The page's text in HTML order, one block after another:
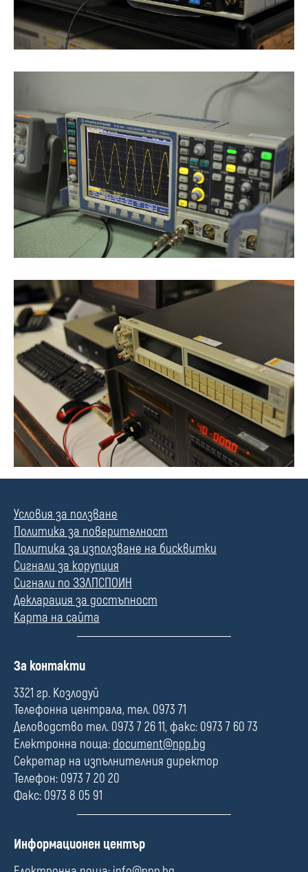
Условия за ползване
Политика за поверителност
Политика за използване на бисквитки
Сигнали за корупция
Сигнали по ЗЗЛПСПОИН
Декларация за достъпност
Карта на сайта
П
л
е
За контакти
3321 гр. Козлодуй
Телефонна централа, тел. 0973 71
Деловодство тел. 0973 7 26 11, факс: 0973 7 60 73
Електронна поща: document@npp.bg
Секретар на изпълнителния директор
Телефон: 0973 7 20 20
Факс: 0973 8 05 91
П
л
Информационен център